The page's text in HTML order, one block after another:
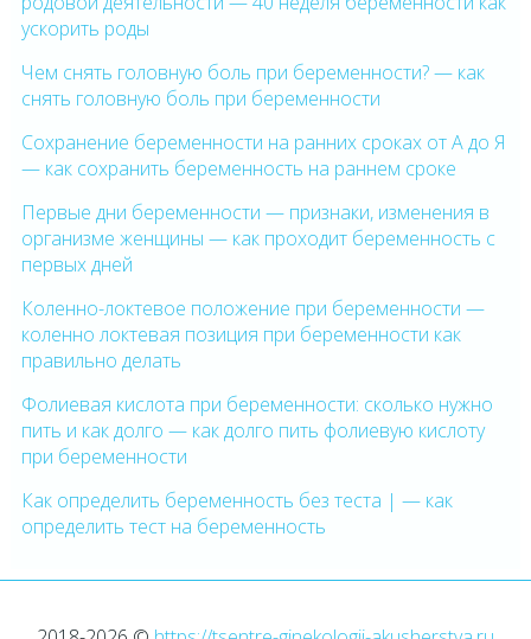
ускорить роды
Чем снять головную боль при беременности? — как
снять головную боль при беременности
Сохранение беременности на ранних сроках от А до Я
— как сохранить беременность на раннем сроке
Первые дни беременности — признаки, изменения в
организме женщины — как проходит беременность с
первых дней
Коленно-локтевое положение при беременности —
коленно локтевая позиция при беременности как
правильно делать
Фолиевая кислота при беременности: сколько нужно
пить и как долго — как долго пить фолиевую кислоту
при беременности
Как определить беременность без теста | — как
определить тест на беременность